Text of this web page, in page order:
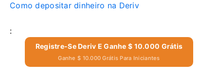
Como depositar dinheiro na Deriv
:
Registre-Se Deriv E Ganhe $ 10.000 Grátis
Ganhe $ 10.000 Grátis Para Iniciantes